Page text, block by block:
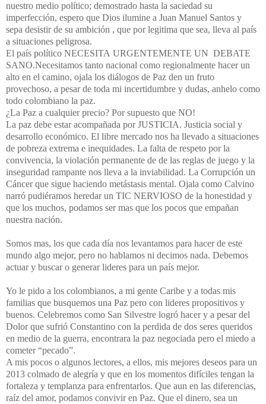
nuestro medio político; demostrado hasta la saciedad su
imperfección, espero que Dios ilumine a Juan Manuel Santos y
sepa desistir de su ambición , que por legitima que sea, lleva al país
a situaciones peligrosa.
El país político NECESITA URGENTEMENTE UN DEBATE
SANO.Necesitamos tanto nacional como regionalmente hacer un
alto en el camino, ojala los diálogos de Paz den un fruto
provechoso, a pesar de toda mi incertidumbre y dudas, anhelo como
todo colombiano la paz.
¿La Paz a cualquier precio? Por supuesto que NO!
La paz debe estar acompañada por JUSTICIA. Justicia social y
desarrollo económico. El libre mercado nos ha llevado a situaciones
de pobreza extrema e inequidades. La falta de respeto por la
convivencia, la violación permanente de de las reglas de juego y la
inseguridad rampante nos lleva a la inviabilidad. La Corrupción un
Cáncer que sigue haciendo metástasis mental. Ojala como Calvino
narró pudiéramos heredar un TIC NERVIOSO de la honestidad y
que los muchos, podamos ser mas que los pocos que empañan
nuestra nación.
Somos mas, los que cada día nos levantamos para hacer de este
mundo algo mejor, pero no hablamos ni decimos nada. Debemos
actuar y buscar o generar lideres para un país mejor.
Yo le pido a los colombianos, a mi gente Caribe y a todas mis
familias que busquemos una Paz pero con lideres propositivos y
buenos. Celebremos como San Silvestre logró hacer y a pesar del
Dolor que sufrió Constantino con la perdida de dos seres queridos
en medio de la guerra, encontrara la paz negociada pero el miedo a
cometer “pecado”.
A mis pocos o algunos lectores, a ellos, mis mejores deseos para un
2013 colmado de alegría y que en los momentos difíciles tengan la
fortaleza y templanza para enfrentarlos. Que aun en las diferencias,
raíz del amor, podamos convivir en Paz. Que el dinero, sea un